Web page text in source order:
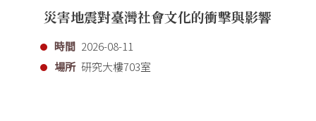
災害地震對臺灣社會文化的衝擊與影響
時間 2026-08-11
場所 研究大樓703室